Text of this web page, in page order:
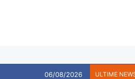
06/08/2026 ULTIME